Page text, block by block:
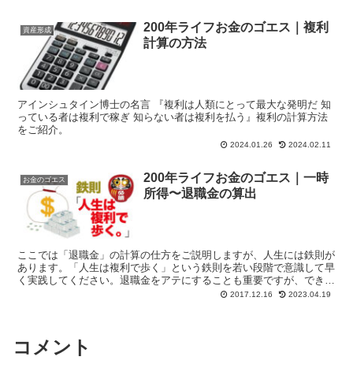
資産形成
200年ライフお金のゴエス｜複利
計算の方法
アインシュタイン博士の名言 『複利は人類にとって最大な発明だ 知
っている者は複利で稼ぎ 知らない者は複利を払う』複利の計算方法
をご紹介。
2024.01.26 2024.02.11
お金のゴエス
200年ライフお金のゴエス｜一時
所得〜退職金の算出
ここでは「退職金」の計算の仕方をご説明しますが、人生には鉄則が
あります。「人生は複利で歩く」という鉄則を若い段階で意識して早
く実践してください。退職金をアテにすることも重要ですが、できる
なら「おまけ」にできるような歩み方をしてください。詳しいコトは
2017.12.16 2023.04.19
コメント